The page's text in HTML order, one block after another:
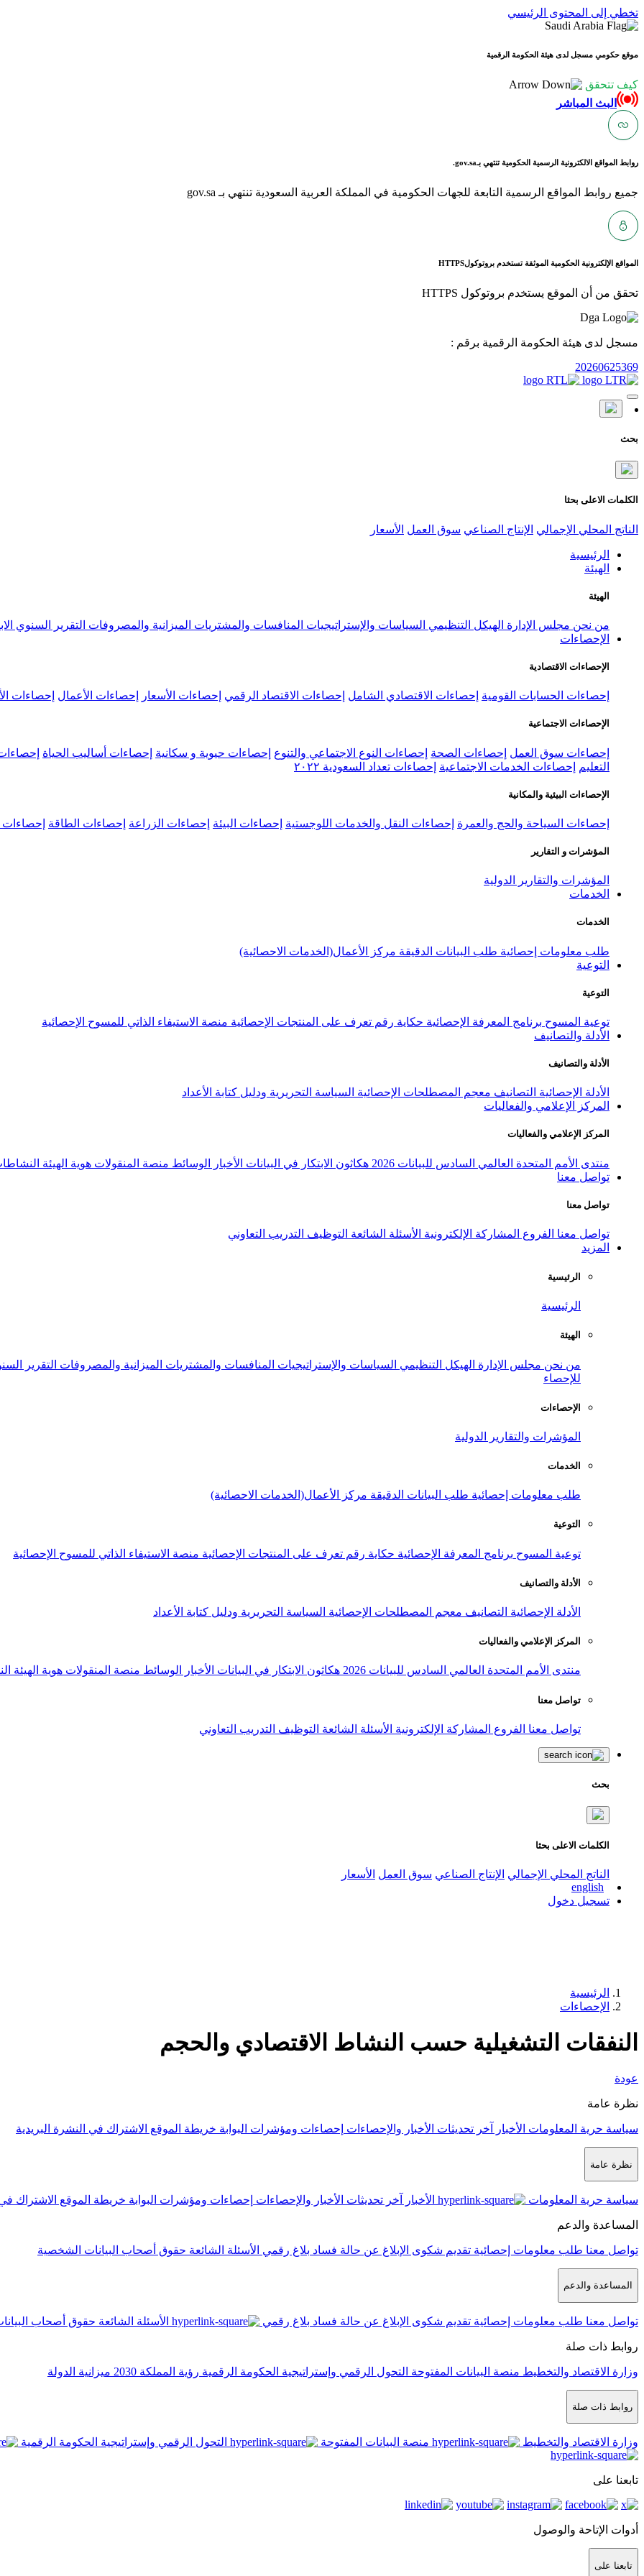
تخطي إلى المحتوى الرئيسي
موقع حكومي مسجل لدى هيئة الحكومة الرقمية
كيف تتحقق
البث المباشر
روابط المواقع الالكترونية الرسمية الحكومية تنتهي بـgov.sa.
جميع روابط المواقع الرسمية التابعة للجهات الحكومية في المملكة العربية السعودية تنتهي بـ gov.sa
المواقع الإلكترونية الحكومية الموثقة تستخدم بروتوكولHTTPS
تحقق من أن الموقع يستخدم بروتوكول HTTPS
مسجل لدى هيئة الحكومة الرقمية برقم :
20260625369
بحث
الكلمات الاعلى بحثا
الناتج المحلي الإجمالي الإنتاج الصناعي سوق العمل الأسعار
الرئيسية
الهيئة
الهيئة
من نحن مجلس الإدارة الهيكل التنظيمي السياسات والإستراتيجيات المنافسات والمشتريات الميزانية والمصروفات التقرير السنوي
الإحصاءات
الإحصاءات الاقتصادية
إحصاءات الحسابات القومية إحصاءات الاقتصادي الشامل إحصاءات الاقتصاد الرقمي إحصاءات الأسعار إحصاءات الأعمال إحصاءات
الإحصاءات الاجتماعية
إحصاءات سوق العمل إحصاءات الصحة إحصاءات النوع الاجتماعي والتنوع إحصاءات حيوية و سكانية إحصاءات أساليب الحياة
التعليم
إحصاءات الخدمات الاجتماعية إحصاءات تعداد السعودية ٢٠٢٢
الإحصاءات البيئية والمكانية
إحصاءات السياحة والحج والعمرة إحصاءات النقل والخدمات اللوجستية إحصاءات البيئة إحصاءات الزراعة إحصاءات الطاقة إحصاءات
المؤشرات و التقارير
المؤشرات والتقارير الدولية
الخدمات
الخدمات
طلب معلومات إحصائية طلب البيانات الدقيقة مركز الأعمال(الخدمات الاحصائية)
التوعية
التوعية
توعية المسوح برنامج المعرفة الإحصائية حكاية رقم تعرف على المنتجات الإحصائية منصة الاستيفاء الذاتي للمسوح الإحصائية
الأدلة والتصانيف
الأدلة والتصانيف
الأدلة الإحصائية التصانيف معجم المصطلحات الإحصائية السياسة التحريرية ودليل كتابة الأعداد
المركز الإعلامي والفعاليات
المركز الإعلامي والفعاليات
منتدى الأمم المتحدة العالمي السادس للبيانات 2026 هكاثون الابتكار في البيانات الأخبار الوسائط منصة المنقولات هوية الهيئة
تواصل معنا
تواصل معنا
تواصل معنا الفروع المشاركة الإلكترونية الأسئلة الشائعة التوظيف التدريب التعاوني
المزيد
الرئيسية
الرئيسية
الهيئة
من نحن مجلس الإدارة الهيكل التنظيمي السياسات والإستراتيجيات المنافسات والمشتريات الميزانية والمصروفات التقرير
للإحصاء
الإحصاءات
المؤشرات والتقارير الدولية
الخدمات
طلب معلومات إحصائية طلب البيانات الدقيقة مركز الأعمال(الخدمات الاحصائية)
التوعية
توعية المسوح برنامج المعرفة الإحصائية حكاية رقم تعرف على المنتجات الإحصائية منصة الاستيفاء الذاتي للمسوح الإحصائية
الأدلة والتصانيف
الأدلة الإحصائية التصانيف معجم المصطلحات الإحصائية السياسة التحريرية ودليل كتابة الأعداد
المركز الإعلامي والفعاليات
منتدى الأمم المتحدة العالمي السادس للبيانات 2026 هكاثون الابتكار في البيانات الأخبار الوسائط منصة المنقولات هوية الهيئة
تواصل معنا
تواصل معنا الفروع المشاركة الإلكترونية الأسئلة الشائعة التوظيف التدريب التعاوني
بحث
الكلمات الاعلى بحثا
الناتج المحلي الإجمالي الإنتاج الصناعي سوق العمل الأسعار
english
تسجيل دخول
الرئيسية
الإحصاءات
النفقات التشغيلية حسب النشاط الاقتصادي والحجم
عودة
نظرة عامة
سياسة حرية المعلومات الأخبار آخر تحديثات الأخبار والإحصاءات إحصاءات ومؤشرات البوابة خريطة الموقع الاشتراك في النشرة البريدية
نظرة عامة
سياسة حرية المعلومات الأخبار آخر تحديثات الأخبار والإحصاءات إحصاءات ومؤشرات البوابة خريطة الموقع الاشتراك
المساعدة والدعم
تواصل معنا طلب معلومات إحصائية تقديم شكوى الإبلاغ عن حالة فساد بلاغ رقمي الأسئلة الشائعة حقوق أصحاب البيانات الشخصية
المساعدة والدعم
تواصل معنا طلب معلومات إحصائية تقديم شكوى الإبلاغ عن حالة فساد بلاغ رقمي الأسئلة الشائعة حقوق أصحاب
روابط ذات صلة
وزارة الاقتصاد والتخطيط منصة البيانات المفتوحة التحول الرقمي وإستراتيجية الحكومة الرقمية رؤية المملكة 2030 ميزانية الدولة
روابط ذات صلة
وزارة الاقتصاد والتخطيط منصة البيانات المفتوحة التحول الرقمي وإستراتيجية الحكومة الرقمية
تابعنا على
أدوات الإتاحة والوصول
تابعنا على